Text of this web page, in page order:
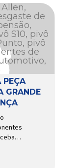
PEÇA
GRANDE